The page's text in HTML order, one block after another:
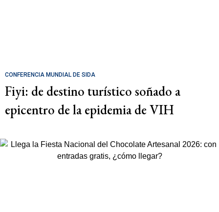
CONFERENCIA MUNDIAL DE SIDA
Fiyi: de destino turístico soñado a
epicentro de la epidemia de VIH